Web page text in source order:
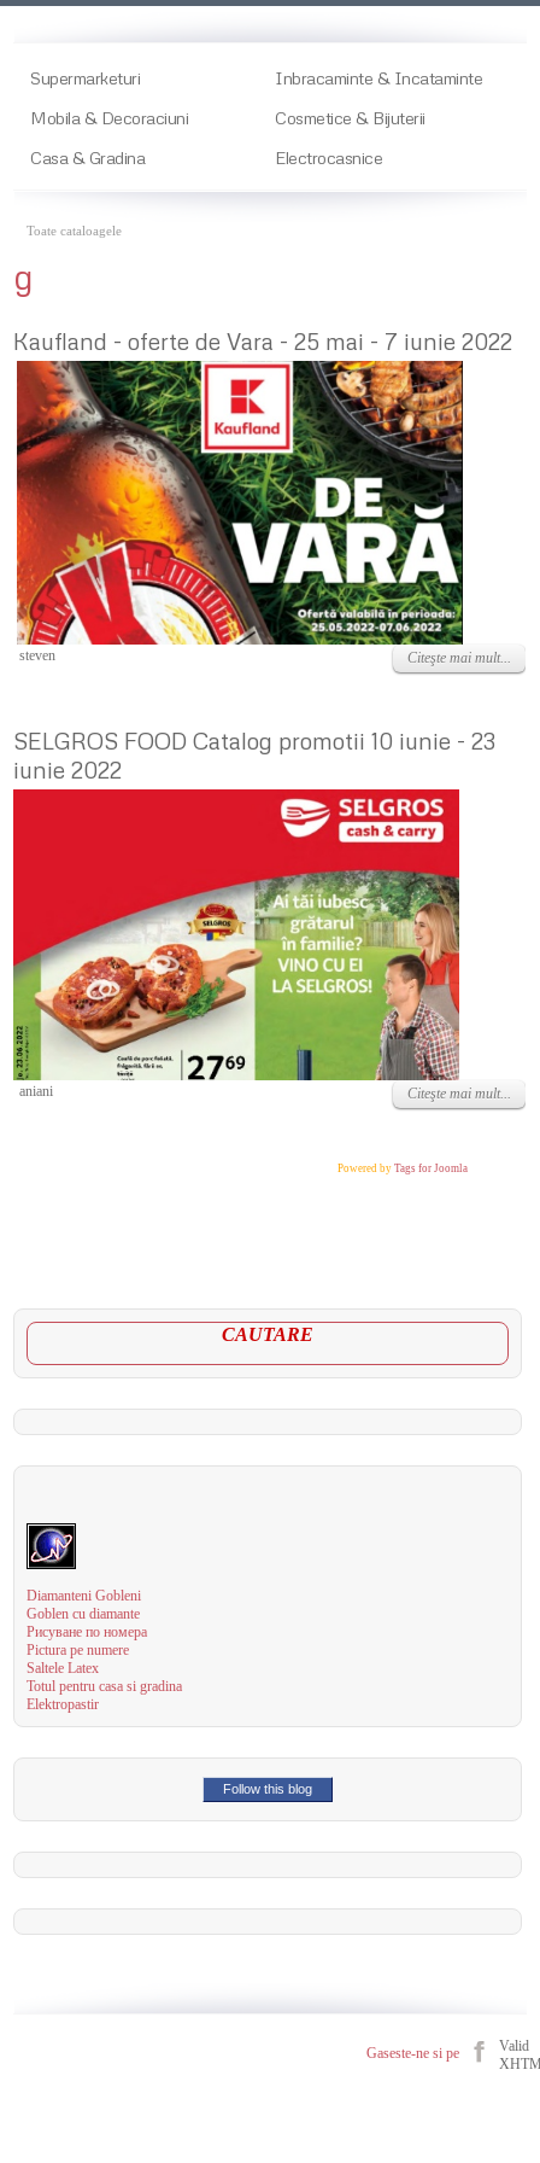
Supermarketuri
Inbracaminte & Incataminte
Mobila & Decoraciuni
Cosmetice & Bijuterii
Casa & Gradina
Electrocasnice
Toate cataloagele
g
Kaufland - oferte de Vara - 25 mai - 7 iunie 2022
Luni, 23 Mai 2022
steven Citeşte mai mult...
SELGROS FOOD Catalog promotii 10 iunie - 23
iunie 2022
Vineri, 10 Iunie 2022
aniani Citeşte mai mult...
Powered by Tags for Joomla
CAUTARE
Diamanteni Gobleni
Goblen cu diamante
Рисуване по номера
Pictura pe numere
Saltele Latex
Totul pentru casa si gradina
Elektropastir
Follow this blog
Gaseste-ne si pe
Valid